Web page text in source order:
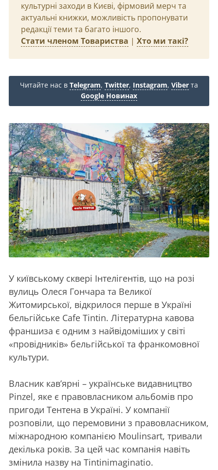
культурні заходи в Києві, фірмовий мерч та
актуальні книжки, можливість пропонувати
редакції теми та багато іншого.
Стати членом Товариства | Хто ми такі?
Читайте нас в Telegram, Twitter, Instagram, Viber та
Google Новинах
У київському сквері Інтелігентів, що на розі
вулиць Олеся Гончара та Великої
Житомирської, відкрилося перше в Україні
бельгійське Cafе Tintin. Літературна кавова
франшиза є одним з найвідоміших у світі
«провідників» бельгійської та франкомовної
культури.
Власник кав’ярні – українське видавництво
Pinzel, яке є правовласником альбомів про
пригоди Тентена в Україні. У компанії
розповіли, що перемовини з правовласником,
міжнародною компанією Moulinsart, тривали
декілька років. За цей час компанія навіть
змінила назву на Tintinimaginatio.